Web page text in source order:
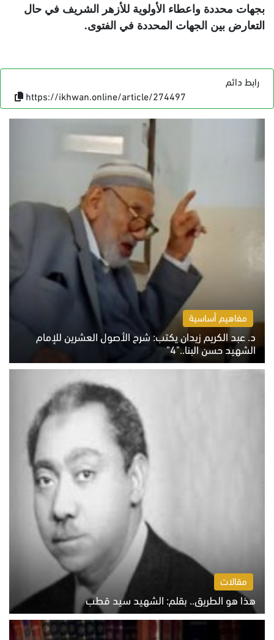
بجهات محددة واعطاء الأولوية للأزهر الشريف في حال
التعارض بين الجهات المحددة في الفتوى.
رابط دائم
https://ikhwan.online/article/274497
مفاهيم أساسية
د. عبد الكريم زيدان يكتب: شرح الأصول العشرين للإمام
الشهيد حسن البنا.."4"
الخميس 6 أغسطس 2026 10:27 ص
مقالات
هذا هو الطريق.. بقلم: الشهيد سيد قطب
الخميس 6 أغسطس 2026 10:52 ص